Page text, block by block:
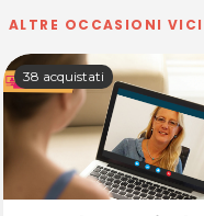
ALTRE OCCASIONI
38 acquistati